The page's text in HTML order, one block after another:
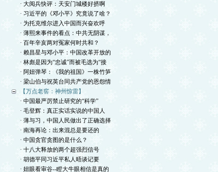
· 大阅兵快评：天安门城楼好挤啊
· 习近平的《邓小平》究竟说了啥？
· 为托克维尔进入中国而兴奋欢呼
· 薄熙来事件的看点：中共无阴谋，
· 百年辛亥两对冤家何时共和？
· 赖昌星与邓小平：中国改革开放的
· 林彪是因为“忠诚”而被毛选为“接
· 阿妞弹琴：《我的祖国》一株竹笋
· 梁山伯与祝英台同共产党的恩怨情
【万点老窖：神州惊雷】
· 中国最严厉禁止研究的“科学”
· 毛登辉：真正实话实说的中国人
· 薄与习，中国人民做出了正确选择
· 南海再论：出来混总是要还的
· 中国贪官贪图的是什么？
· 十八大释放的两个超强烈信号
· 胡德平同习近平私人晤谈记要
· 妞眼看审谷--瞪大牛眼相信是真的